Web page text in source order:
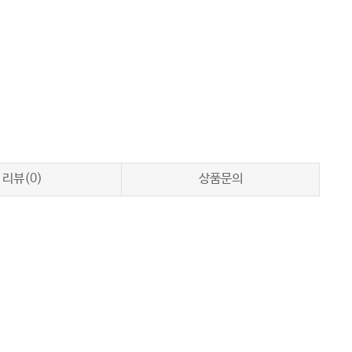
리뷰(0) 상품문의